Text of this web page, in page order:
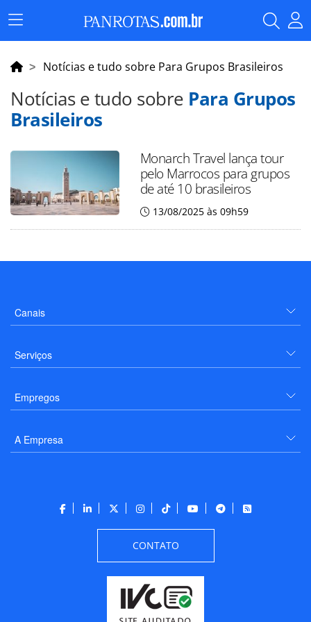
Menu
Principal
Notícias e tudo sobre Para Grupos Brasileiros
Notícias e tudo sobre Para Grupos
Brasileiros
Monarch Travel lança tour
pelo Marrocos para grupos
de até 10 brasileiros
13/08/2025 às 09h59
Canais
Serviços
Empregos
A Empresa
CONTATO